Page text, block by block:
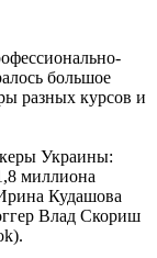
большое
разных курсов и
Украины:
миллиона
Кудашова
Влад Скориш